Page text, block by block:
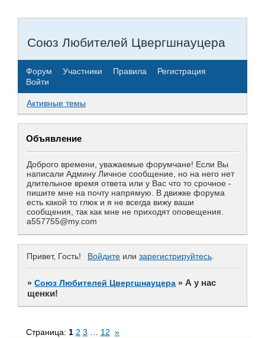
Союз Любителей Цвергшнауцера
Форум Участники Правила
Регистрация
Войти
Активные темы
Объявление
Доброго времени, уважаемые форумчане! Если Вы
написали Админу Личное сообщение, но на него нет
длительное время ответа или у Вас что то срочное -
пишите мне на почту напрямую. В движке форума
есть какой то глюк и я не всегда вижу ваши
сообщения, так как мне не приходят оповещения.
a557755@my.com
Привет, Гость! Войдите или зарегистрируйтесь.
»Союз Любителей Цвергшнауцера » А у нас
щенки!
Страница: 1 2 3 12 »